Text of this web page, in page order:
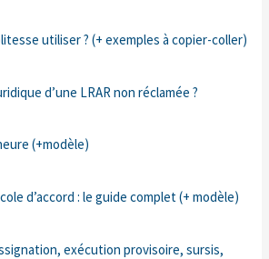
utiliser ? (+ exemples à copier-coller)
d’une LRAR non réclamée ?
(+modèle)
d’accord : le guide complet (+ modèle)
exécution provisoire, sursis,